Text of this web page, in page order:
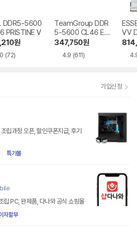
DDR5-5600
PRISTINE V
원
(72)
TeamGroup DDR
5-5600 CL46 Elit
e 서린
347,750원
4.9 (611)
VV
서린
가입신청
립과정 오픈, 할인쿠폰지급, 후기
특가몰
립 PC, 완제품, 다나와 공식 쇼핑몰
자할부